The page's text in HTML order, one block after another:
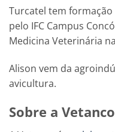
Turcatel tem
pelo IFC Campus
Medicina Veterinária na
Alison vem da
avicultura.
Sobre a Vetanco